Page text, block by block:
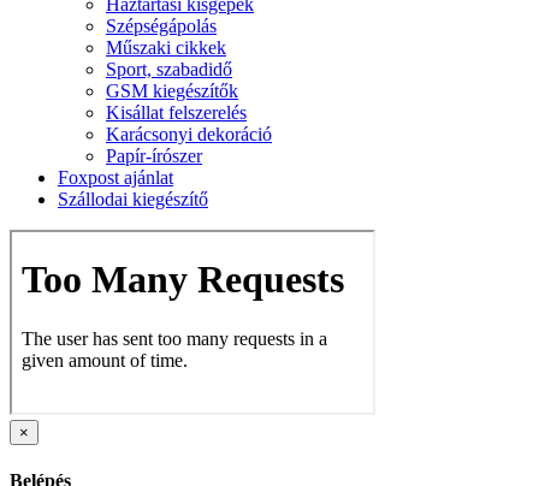
Háztartási kisgépek
Szépségápolás
Műszaki cikkek
Sport, szabadidő
GSM kiegészítők
Kisállat felszerelés
Karácsonyi dekoráció
Papír-írószer
Foxpost ajánlat
Szállodai kiegészítő
×
Belépés